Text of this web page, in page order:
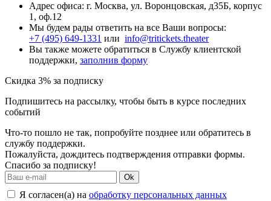
Адрес офиса: г. Москва, ул. Воронцовская, д35Б, корпус
1, оф.12
Мы будем рады ответить на все Ваши вопросы:
+7 (495) 649-1331 или info@tritickets.theater
Вы также можете обратиться в Службу клиентской
поддержки, заполнив форму
Скидка 3% за подписку
Подпишитесь на рассылку, чтобы быть в курсе последних
событий
Что-то пошло не так, попробуйте позднее или обратитесь в
службу поддержки.
Пожалуйста, дождитесь подтверждения отправки формы.
Спасибо за подписку!
Ok
Я согласен(а) на обработку персональных данных